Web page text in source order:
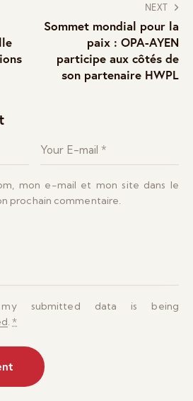
NEXT
Sommet mondial pour la
paix : OPA-AYEN
participe aux côtés de
son partenaire HWPL
mon e-mail et mon site dans le
prochain commentaire.
submitted data is being
.*